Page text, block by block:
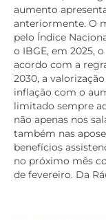
aumento
anteriormente. O
pelo Índice
o IBGE, em 2025,
acordo com a
2030, a
inflação com o
limitado sempre
não apenas nos
também nas
benefícios
no próximo mês
de fevereiro. Da